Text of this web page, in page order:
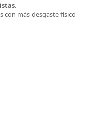
.
con más desgaste físico